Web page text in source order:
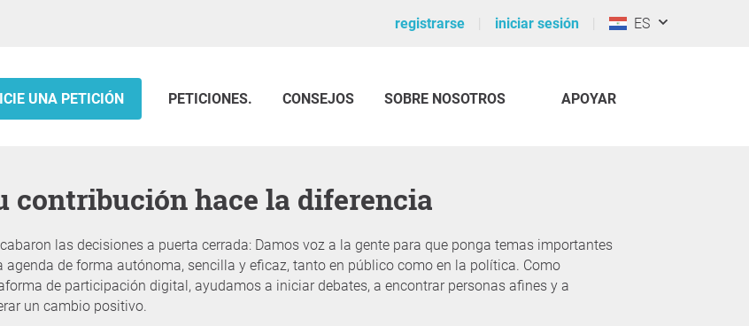
registrarse iniciar sesión ES
UNA PETICIÓN PETICIONES. CONSEJOS SOBRE NOSOTROS APOYAR
contribución hace la diferencia
las decisiones a puerta cerrada: Damos voz a la gente para que ponga temas importantes
agenda de forma autónoma, sencilla y eficaz, tanto en público como en la política. Como
de participación digital, ayudamos a iniciar debates, a encontrar personas afines y a
un cambio positivo.